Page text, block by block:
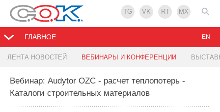
TG VK RT MX
ГЛАВНОЕ
ЛЕНТА НОВОСТЕЙ ВЕБИНАРЫ И КОНФЕРЕНЦИИ
EN
Вебинар: Audytor OZC - расчет теплопотерь -
Каталоги строительных материалов